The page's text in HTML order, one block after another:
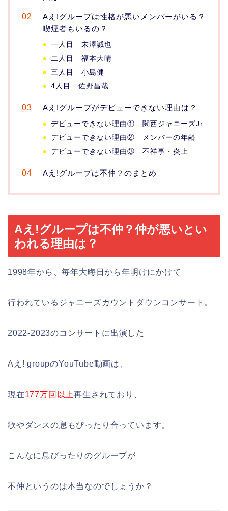
Aえ!グループは性格が悪いメンバーがいる？
喫煙者もいるの？
一人目 末澤誠也
二人目 福本大晴
三人目 小島健
4人目 佐野昌哉
Aえ!グループがデビューできない理由は？
デビューできない理由① 関西ジャニーズJr.
デビューできない理由② メンバーの年齢
デビューできない理由③ 不祥事・炎上
Aえ!グループは不仲？のまとめ
Aえ!グループは不仲？仲が悪いとい
われる理由は？
1998年から、毎年大晦日から年明けにかけて
行われているジャニーズカウントダウンコンサート。
2022-2023のコンサートに出演した
Aえ! groupのYouTube動画は、
現在177万回以上再生されており、
歌やダンスの息もぴったり合っています。
こんなに息ぴったりのグループが
不仲というのは本当なのでしょうか？